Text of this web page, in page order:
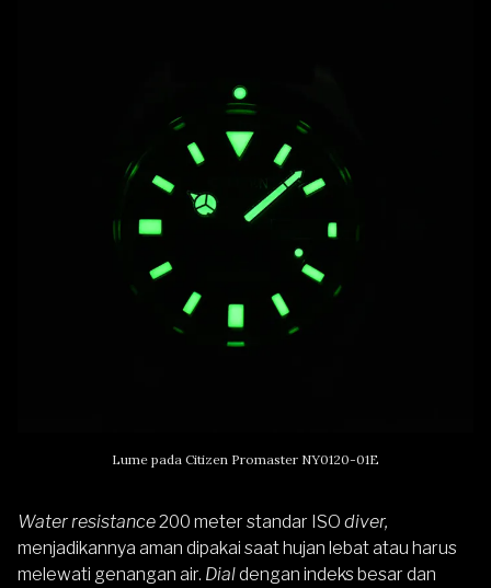
Lume pada Citizen Promaster NY0120-01E
Water resistance200 meter standar ISO diver,
menjadikannya aman dipakai saat hujan lebat atau harus
melewati genangan air. Dialdengan indeks besar dan